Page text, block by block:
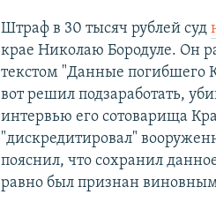
Штраф в 30 тысяч рублей суд
крае Николаю Бородуле. Он
текстом "Данные погибшего
вот решил подзаработать,
интервью его сотоварища
"дискредитировал"
пояснил, что сохранил
равно был признан